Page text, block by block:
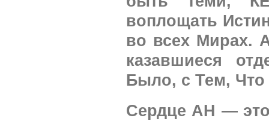
воплощать
во всех Мирах.
казавшиеся
Было, с Тем, Что
Сердце АН —